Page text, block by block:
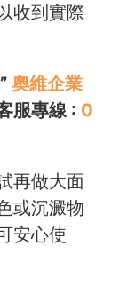
收到實際
奧維企業
服專線 : 0
再做大面
或沉澱物
安心使